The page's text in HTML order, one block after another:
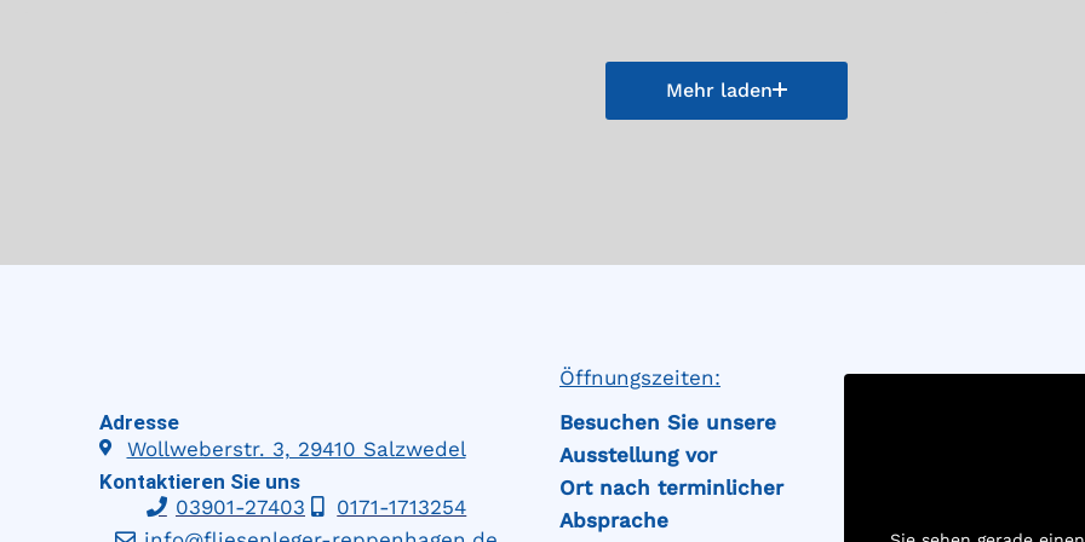
Mehr laden
Adresse
Wollweberstr. 3, 29410 Salzwedel
Kontaktieren Sie uns
03901-27403
0171-1713254
Öffnungszeiten:
Besuchen Sie unsere
Ausstellung vor
Ort nach terminlicher
Absprache